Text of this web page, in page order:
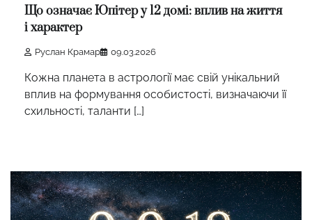
Що означає Юпітер у 12 домі: вплив на життя
і характер
Руслан Крамар 09.03.2026
Кожна планета в астрології має свій унікальний
вплив на формування особистості, визначаючи її
схильності, таланти […]